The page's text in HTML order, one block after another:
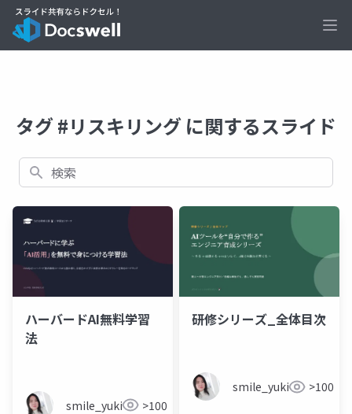
タグ #リスキリング に関するスライド
検索
ハーバードAI無料学習
法
smile_yukiko_it>100
研修シリーズ_全体目次
smile_yukiko_it>100